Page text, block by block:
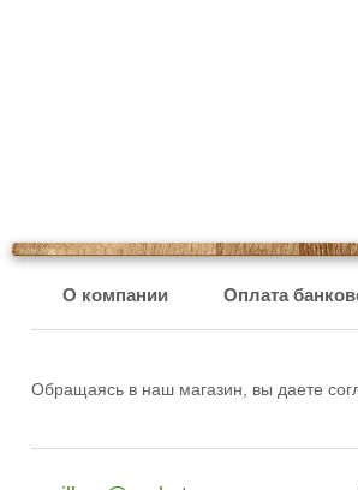
О компании Оплата
Обращаясь в наш магазин, вы даете